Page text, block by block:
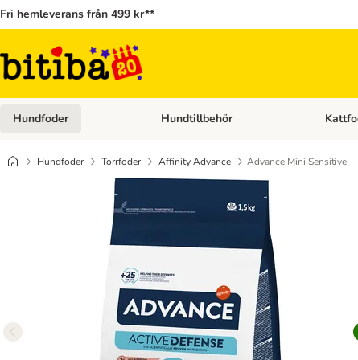
Fri hemleverans från 499 kr**
Hundfoder Open category menu: Hundfoder
Hundtillbehör Open
Hundfoder Torrfoder Affinity Advance Advance Mini Sensitive